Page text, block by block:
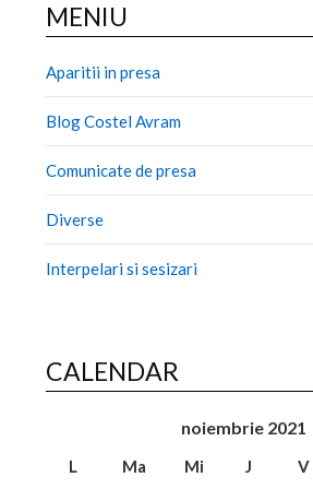
MENIU
Aparitii in presa
Blog Costel Avram
Comunicate de presa
Diverse
Interpelari si sesizari
CALENDAR
noiembrie 2021
L Ma Mi J V